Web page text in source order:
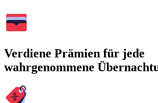
Verdiene Prämien für jede
wahrgenommene